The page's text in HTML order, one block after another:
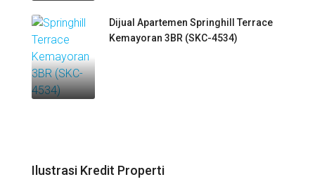
Dijual Apartemen Springhill Terrace
Kemayoran 3BR (SKC-4534)
Ilustrasi Kredit Properti